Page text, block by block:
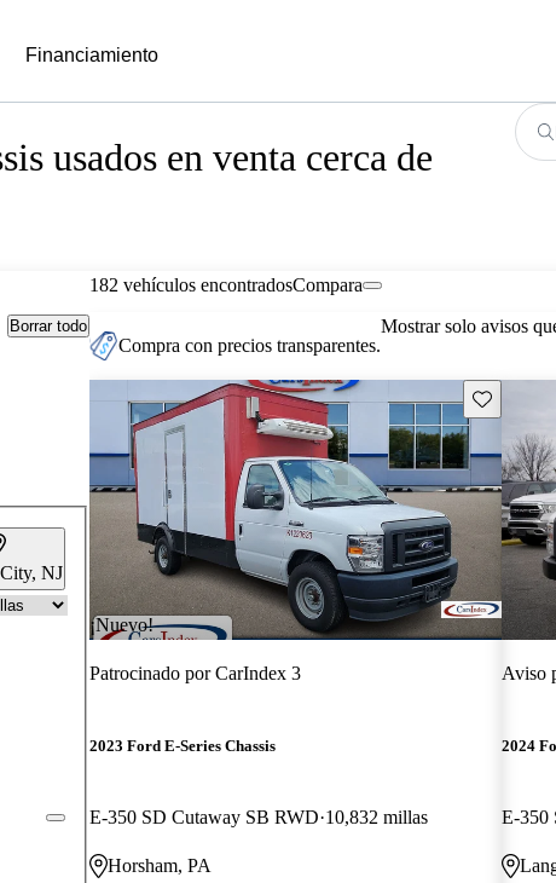
Financiamiento
usados en venta cerca de
Borrar todo
NJ
182 vehículos encontradosCompara
Compra con precios transparentes.
Mostrar solo avisos
¡Nuevo!
Guarda
Patrocinado porCarIndex 3
2023 Ford E-Series Chassis
E-350 SD Cutaway SB RWD 10,832 millas
Horsham, PA
Aviso
2024
E-350